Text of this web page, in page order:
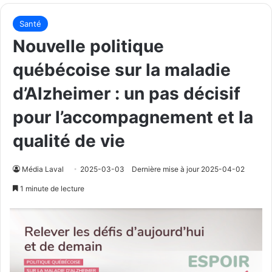
Santé
Nouvelle politique
québécoise sur la maladie
d’Alzheimer : un pas décisif
pour l’accompagnement et la
qualité de vie
Média Laval 2025-03-03 Dernière mise à jour 2025-04-02
1 minute de lecture